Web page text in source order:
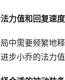
力值和回复速
中需要频繁地
步小乔的法力